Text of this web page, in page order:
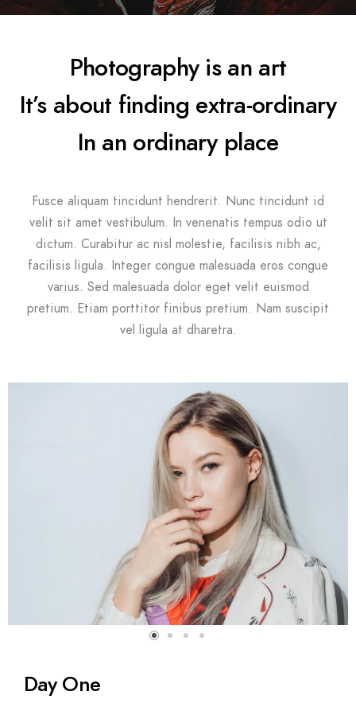
Photography is an art
It’s about finding extra-ordinary
In an ordinary place
Fusce aliquam tincidunt hendrerit. Nunc tincidunt id
velit sit amet vestibulum. In venenatis tempus odio ut
dictum. Curabitur ac nisl molestie, facilisis nibh ac,
facilisis ligula. Integer congue malesuada eros congue
varius. Sed malesuada dolor eget velit euismod
pretium. Etiam porttitor finibus pretium. Nam suscipit
vel ligula at dharetra.
Day One